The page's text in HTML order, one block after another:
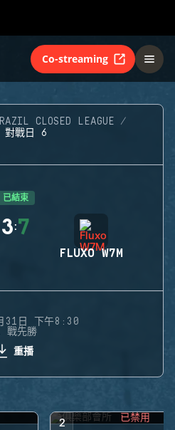
Co-streaming
CLOSED LEAGUE
戰日 6
已結束
3:7
FLUXO W7M
31日 下午8:30
戰先勝
重播
2 已禁用